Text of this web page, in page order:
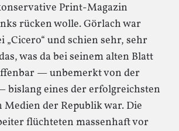
Print-Magazin
rücken wolle. Görlach war
„Cicero“ und schien sehr, sehr
was da bei seinem alten Blatt
— unbemerkt von der
eines der erfolgreichsten
der Republik war. Die
flüchteten massenhaft vor